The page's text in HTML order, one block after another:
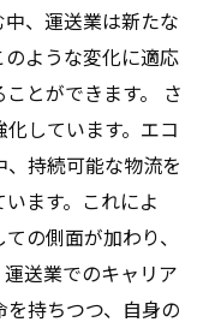
、運送業は新たな
ような変化に適応
とができます。 さ
しています。エコ
持続可能な物流を
ます。これによ
の側面が加わり、
送業でのキャリア
持ちつつ、自身の